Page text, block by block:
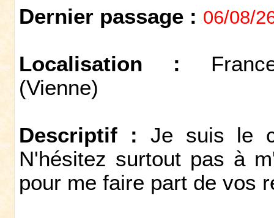
Dernier passage : 06/08/
Localisation :
(Vienne)
Descriptif : Je suis le
N'hésitez surtout pas à
pour me faire part de vos